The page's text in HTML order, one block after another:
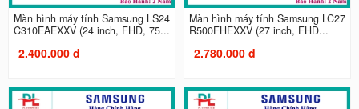
Màn hình máy tính Samsung LS24
C310EAEXXV (24 inch, FHD, 75...
2.400.000 đ
Màn hình máy tính Samsung LC27
R500FHEXXV (27 inch, FHD...
2.780.000 đ